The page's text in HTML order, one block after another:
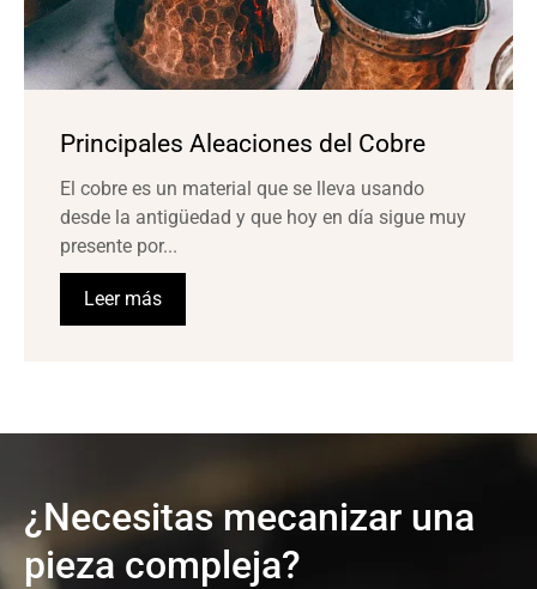
Principales Aleaciones del Cobre
El cobre es un material que se lleva usando
desde la antigüedad y que hoy en día sigue muy
presente por...
Leer más
¿Necesitas mecanizar una
pieza compleja?